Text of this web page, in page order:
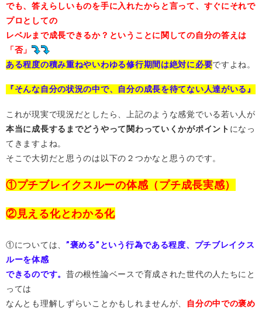
でも、答えらしいものを手に入れたからと言って、すぐにそれで
プロとしての
レベルまで成長できるか？ということに関しての自分の答えは
「否」
ある程度の積み重ねやいわゆる修行期間は絶対に必要ですよね。
『そんな自分の状況の中で、自分の成長を待てない人達がいる』
これが現実で現況だとしたら、上記のような感覚でいる若い人が
本当に成長するまでどうやって関わっていくかがポイント になっ
てきますよね。
そこで大切だと思うのは以下の２つかなと思うのです。
①プチブレイクスルーの体感（プチ成長実感）
②見える化とわかる化
①については、”褒める”という行為である程度、プチブレイクス
ルーを体感
できるのです。昔の根性論ベースで育成された世代の人たちにと
っては
なんとも理解しずらいことかもしれませんが、
自分の中での褒め